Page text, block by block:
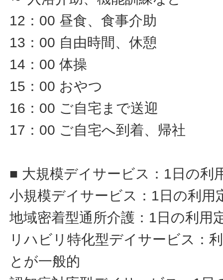
12：00 昼食、食事介助
13：00 自由時間、休憩
14：00 体操
15：00 おやつ
16：00 ご自宅まで送迎
17：00 ご自宅へ到着、帰社
■ 大規模デイサービス：1日の利
小規模デイサービス：1日の利用
地域密着型通所介護：1日の利用
リハビリ特化型デイサービス：
とが一般的